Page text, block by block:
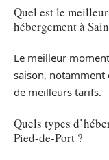
Quel est le
hébergement à
Le meilleur
saison, notamment
de meilleurs tarifs.
Quels types
Pied-de-Port ?